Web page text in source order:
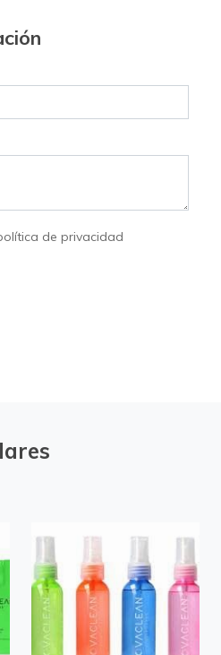
de privacidad